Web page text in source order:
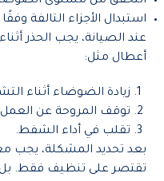
استبدال الأجزاء التالفة
عند الصيانة، يجب الحذر
أعطال مثل:
زيادة الضوضاء أثناء
توقف المروحة عن
تقلب في أداء الشفط.
بعد تحديد المشكلة، يجب
تقتصر على تنظيف فقط. بل